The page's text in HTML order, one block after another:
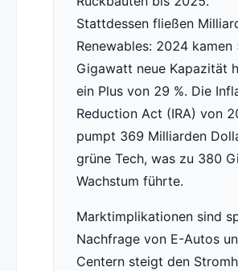
Stattdessen fließen
Renewables: 2024 kamen
Gigawatt neue Kapazität
ein Plus von 29 %. Die
Reduction Act (IRA) von
pumpt 369 Milliarden
grüne Tech, was zu 380
Wachstum führte.
Marktimplikationen sind
Nachfrage von E-Autos
Centern steigt den